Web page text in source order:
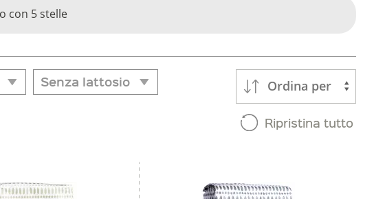
con 5 stelle
Ordina per
Senza lattosio
Ripristina tutto